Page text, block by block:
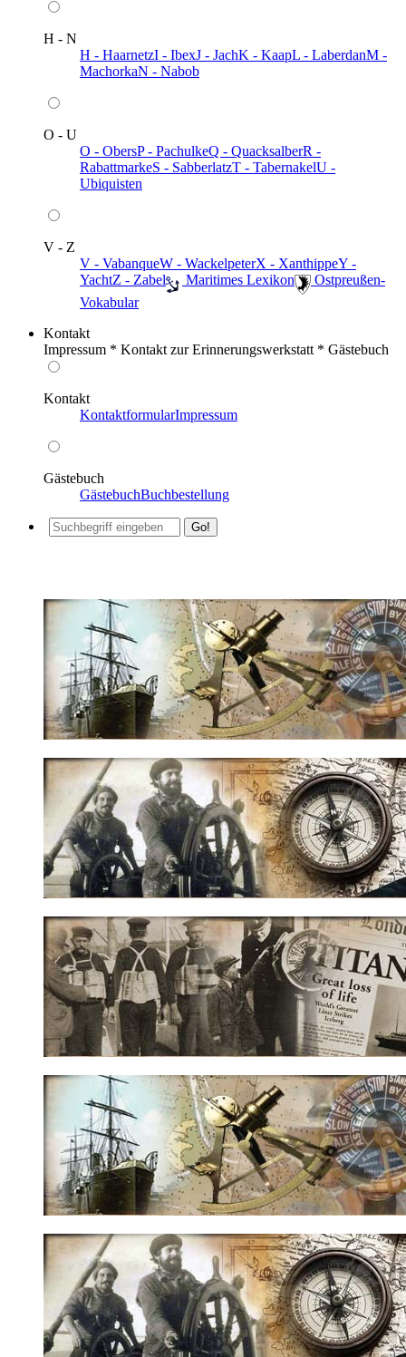
H - N
H - HaarnetzI - IbexJ - JachK - KaapL - LaberdanM -
MachorkaN - Nabob
O - U
O - ObersP - PachulkeQ - QuacksalberR -
RabattmarkeS - SabberlatzT - TabernakelU -
Ubiquisten
V - Z
V - VabanqueW - WackelpeterX - XanthippeY -
YachtZ - Zabel ️ Maritimes Lexikon
️ Ostpreußen-
Vokabular
Kontakt
Impressum * Kontakt zur Erinnerungswerkstatt * Gästebuch
Kontakt
KontaktformularImpressum
Gästebuch
GästebuchBuchbestellung